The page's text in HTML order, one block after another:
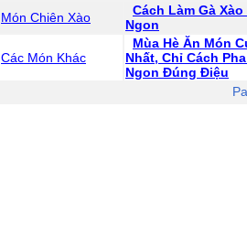
Món Chiên Xào
Cách Làm Gà
Ngon
Các Món Khác
Mùa Hè Ăn Món
Nhất, Chỉ Cách
Ngon Đúng Điệu